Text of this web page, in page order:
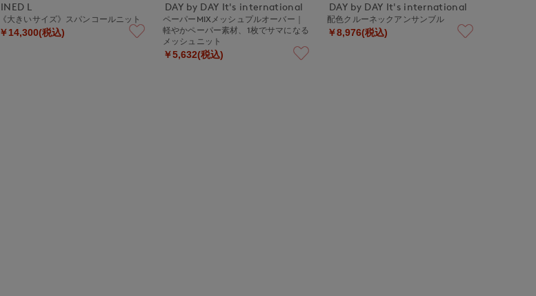
INED L
《大きいサイズ》スパンコールニット
￥14,300(税込)
DAY by DAY It's international
ペーパーMIXメッシュプルオーバー｜
軽やかペーパー素材、1枚でサマになる
メッシュニット
￥5,632(税込)
DAY by DAY It's international
配色クルーネックアンサンブル
￥8,976(税込)